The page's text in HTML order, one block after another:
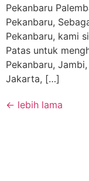
Pekanbaru
Pekanbaru,
Pekanbaru, kami
Patas untuk
Pekanbaru,
Jakarta, […]
← lebih lama